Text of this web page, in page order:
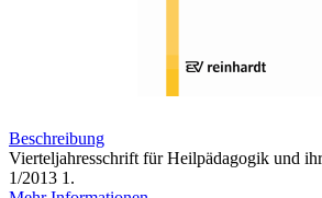
Beschreibung
Vierteljahresschrift für Heilpädagogik und
1/2013 1.